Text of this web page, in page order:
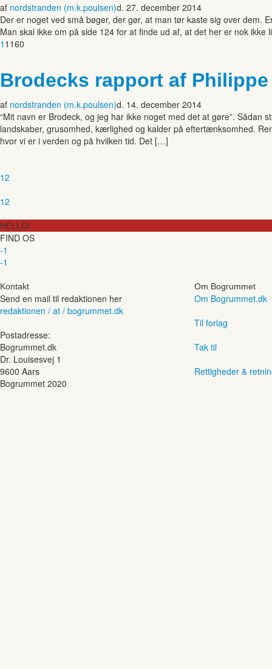
af nordstranden (m.k.poulsen)d. 27. december 2014
Der er noget ved små bøger, der gør, at man tør kaste sig over
Man skal ikke om på side 124 for at finde ud af, at det her er nok ikke
1 1160
Brodecks rapport af
af nordstranden (m.k.poulsen)d. 14. december 2014
“Mit navn er Brodeck, og jeg har ikke noget med det at gøre”.
landskaber, grusomhed, kærlighed og kalder på eftertænksomhed.
hvor vi er i verden og på hvilken tid. Det […]
12
12
HELLO!
FIND OS
-1
-1
Kontakt
Send en mail til redaktionen her
redaktionen / at / bogrummet.dk
Postadresse:
Bogrummet.dk
Dr. Louisesvej 1
9600 Aars
Om Bogrummet
Om Bogrummet.dk
Til forlag
Tak til
Rettigheder &
Bogrummet 2020